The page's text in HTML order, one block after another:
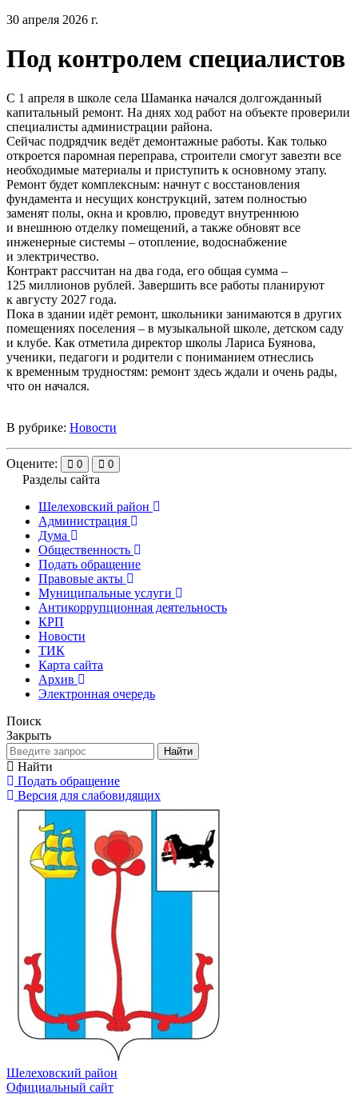
30 апреля 2026 г.
Под контролем специалистов
С 1 апреля в школе села Шаманка начался долгожданный
капитальный ремонт. На днях ход работ на объекте проверили
специалисты администрации района.
Сейчас подрядчик ведёт демонтажные работы. Как только
откроется паромная переправа, строители смогут завезти все
необходимые материалы и приступить к основному этапу.
Ремонт будет комплексным: начнут с восстановления
фундамента и несущих конструкций, затем полностью
заменят полы, окна и кровлю, проведут внутреннюю
и внешнюю отделку помещений, а также обновят все
инженерные системы – отопление, водоснабжение
и электричество.
Контракт рассчитан на два года, его общая сумма –
125 миллионов рублей. Завершить все работы планируют
к августу 2027 года.
Пока в здании идёт ремонт, школьники занимаются в других
помещениях поселения – в музыкальной школе, детском саду
и клубе. Как отметила директор школы Лариса Буянова,
ученики, педагоги и родители с пониманием отнеслись
к временным трудностям: ремонт здесь ждали и очень рады,
что он начался.
В рубрике: Новости
Оцените: 0 0
Разделы сайта
Шелеховский район
Администрация
Дума
Общественность
Подать обращение
Правовые акты
Муниципальные услуги
Антикоррупционная деятельность
КРП
Новости
ТИК
Карта сайта
Архив
Электронная очередь
Поиск
Закрыть
Найти
Найти
Подать обращение
Версия для слабовидящих
Шелеховский район
Официальный сайт